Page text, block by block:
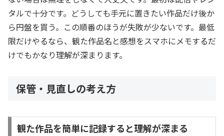
タルで十分です。どうしても手元に置きたい作品だけ後か
ら円盤を買う。この順番のほうが失敗が少ないです。最低
限だけやるなら、観た作品名と感想をスマホにメモするだ
けでもかなり理解が深まります。
保管・見直しの考え方
観た作品を簡単に記録すると理解が深まる